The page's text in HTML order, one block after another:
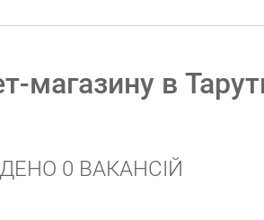
магазину в
0 ВАКАНСІЙ